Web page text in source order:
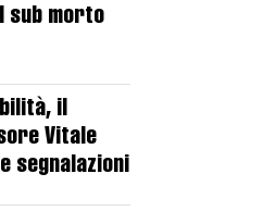
sub morto
il
Vitale
segnalazioni